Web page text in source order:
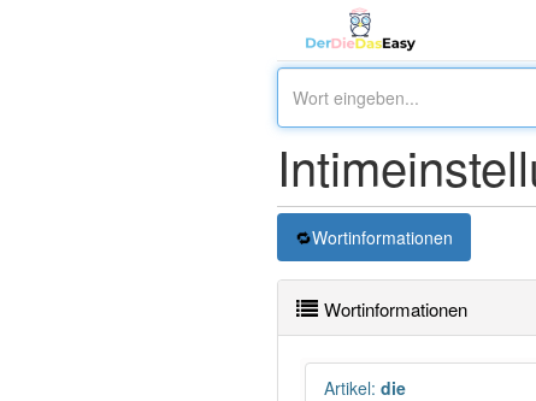
Wortinformationen
Wortinformationen
Artikel: die